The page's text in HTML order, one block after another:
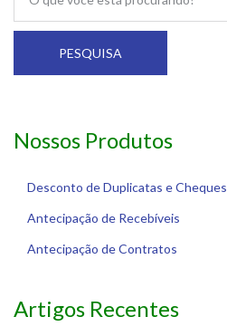
PESQUISA
Nossos Produtos
Desconto de Duplicatas e Cheques
Antecipação de Recebíveis
Antecipação de Contratos
Artigos Recentes